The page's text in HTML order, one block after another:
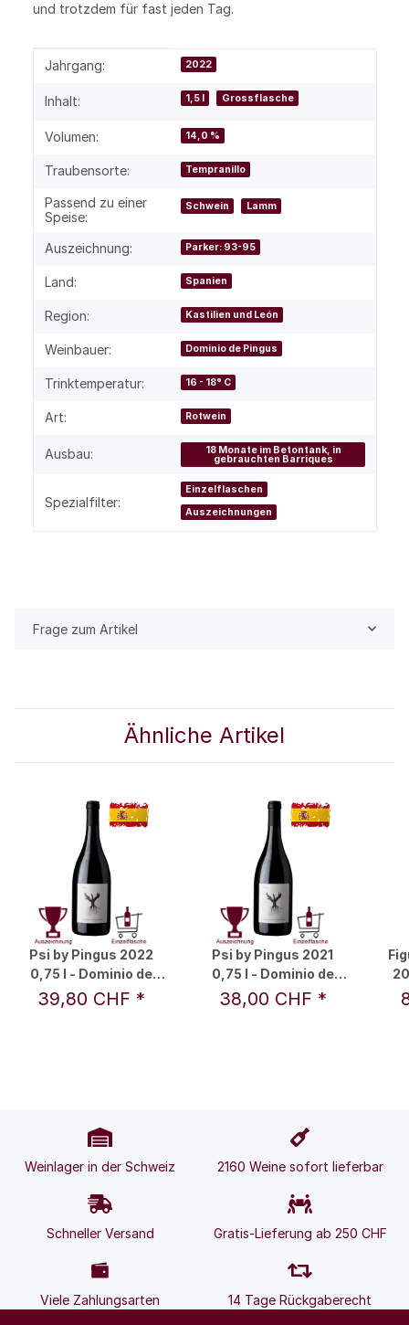
und trotzdem für fast jeden Tag.
Produkteigenschaft
Wert
Jahrgang: 2022
Inhalt: 1,5 l Grossflasche
Volumen: 14,0 %
Traubensorte: Tempranillo
Passend zu einer
Speise:
Schwein Lamm
Auszeichnung: Parker: 93-95
Land: Spanien
Region: Kastilien und León
Weinbauer: Dominio de Pingus
Trinktemperatur: 16 - 18° C
Art: Rotwein
Ausbau: 18 Monate im Betontank, in
gebrauchten Barriques
Spezialfilter:
Einzelflaschen
Auszeichnungen
Frage zum Artikel
Ähnliche Artikel
Psi by Pingus 2022
0,75 l - Dominio de
Pingus
39,80 CHF *
Psi by Pingus 2021
0,75 l - Dominio de
Pingus
38,00 CHF *
Weinlager in der Schweiz 2160 Weine sofort lieferbar
Schneller Versand Gratis-Lieferung ab 250 CHF
Viele Zahlungsarten 14 Tage Rückgaberecht